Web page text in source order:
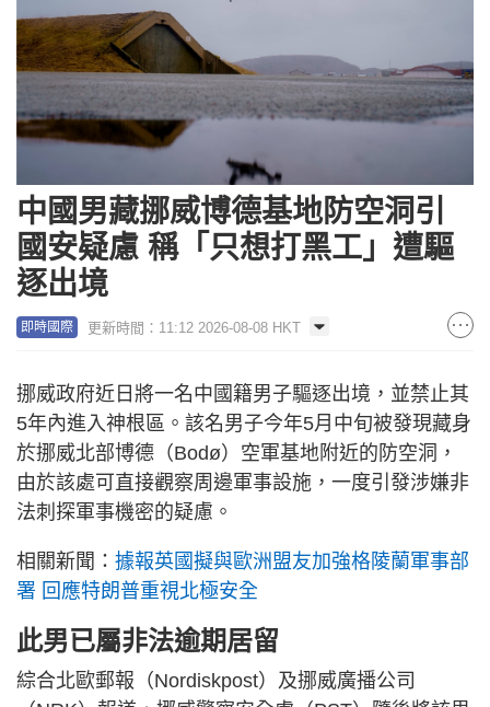
中國男藏挪威博德基地防空洞引
國安疑慮 稱「只想打黑工」遭驅
逐出境
即時國際 更新時間：11:12 2026-08-08 HKT
挪威政府近日將一名中國籍男子驅逐出境，並禁止其
5年內進入神根區。該名男子今年5月中旬被發現藏身
於挪威北部博德（Bodø）空軍基地附近的防空洞，
由於該處可直接觀察周邊軍事設施，一度引發涉嫌非
法刺探軍事機密的疑慮。
相關新聞： 據報英國擬與歐洲盟友加強格陵蘭軍事部
署 回應特朗普重視北極安全
此男已屬非法逾期居留
綜合北歐郵報（Nordiskpost）及挪威廣播公司